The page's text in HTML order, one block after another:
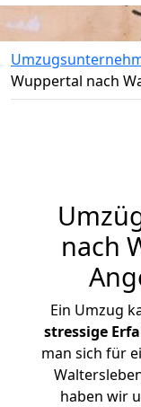
Wuppertal nach
nach
Ein Umzug
stressige
man sich für
haben wir